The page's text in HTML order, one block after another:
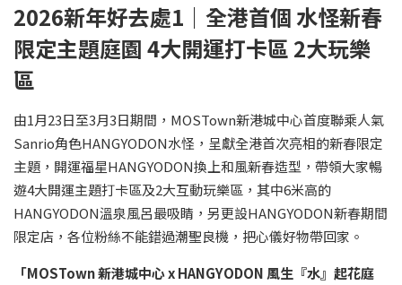
2026新年好去處1 ｜全港首個 水怪新春
限定主題庭園 4大開運打卡區 2大玩樂
區
由1月23日至3月3日期間，MOSTown新港城中心首度聯乘人氣
Sanrio角色HANGYODON水怪，呈獻全港首次亮相的新春限定
主題，開運福星HANGYODON換上和風新春造型，帶領大家暢
遊4大開運主題打卡區及2大互動玩樂區，其中6米高的
HANGYODON溫泉風呂最吸睛，另更設HANGYODON新春期間
限定店，各位粉絲不能錯過潮聖良機，把心儀好物帶回家。
「MOSTown新港城中心x HANGYODON 風生『水』起花庭